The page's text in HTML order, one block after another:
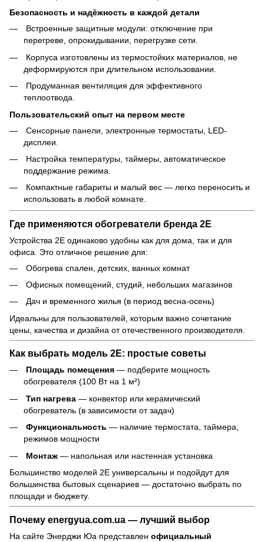
Безопасность и надёжность в каждой детали
Встроенные защитные модули: отключение при
перегреве, опрокидывании, перегрузке сети.
Корпуса изготовлены из термостойких материалов, не
деформируются при длительном использовании.
Продуманная вентиляция для эффективного
теплоотвода.
Пользовательский опыт на первом месте
Сенсорные панели, электронные термостаты, LED-
дисплеи.
Настройка температуры, таймеры, автоматическое
поддержание режима.
Компактные габариты и малый вес — легко переносить и
использовать в любой комнате.
Где применяются обогреватели бренда 2E
Устройства 2E одинаково удобны как для дома, так и для
офиса. Это отличное решение для:
Обогрева спален, детских, ванных комнат
Офисных помещений, студий, небольших магазинов
Дач и временного жилья (в период весна-осень)
Идеальны для пользователей, которым важно сочетание
цены, качества и дизайна от отечественного производителя.
Как выбрать модель 2E: простые советы
Площадь помещения — подберите мощность
обогревателя (100 Вт на 1 м²)
Тип нагрева — конвектор или керамический
обогреватель (в зависимости от задач)
Функциональность — наличие термостата, таймера,
режимов мощности
Монтаж — напольная или настенная установка
Большинство моделей 2E универсальны и подойдут для
большинства бытовых сценариев — достаточно выбрать по
площади и бюджету.
Почему energyua.com.ua — лучший выбор
На сайте Энерджи Юа представлен официальный